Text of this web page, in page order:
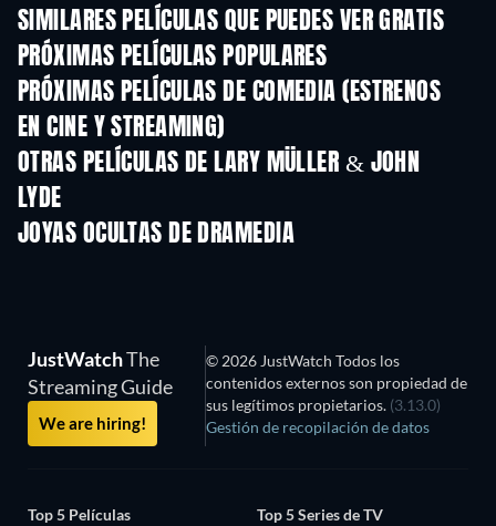
SIMILARES PELÍCULAS QUE PUEDES VER GRATIS
PRÓXIMAS PELÍCULAS POPULARES
PRÓXIMAS PELÍCULAS DE COMEDIA (ESTRENOS
EN CINE Y STREAMING)
OTRAS PELÍCULAS DE LARY MÜLLER & JOHN
LYDE
JOYAS OCULTAS DE DRAMEDIA
JustWatchThe
Streaming Guide
We are hiring!
© 2026 JustWatch Todos los
contenidos externos son propiedad de
sus legítimos propietarios. (3.13.0)
Gestión de recopilación de datos
Top 5 Películas
Top 5 Series de TV